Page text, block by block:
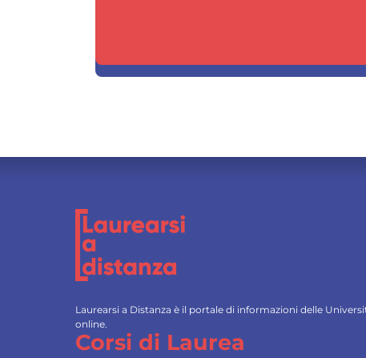
Laurearsi a Distanza è il portale di informazioni delle
online.
Corsi di Laurea